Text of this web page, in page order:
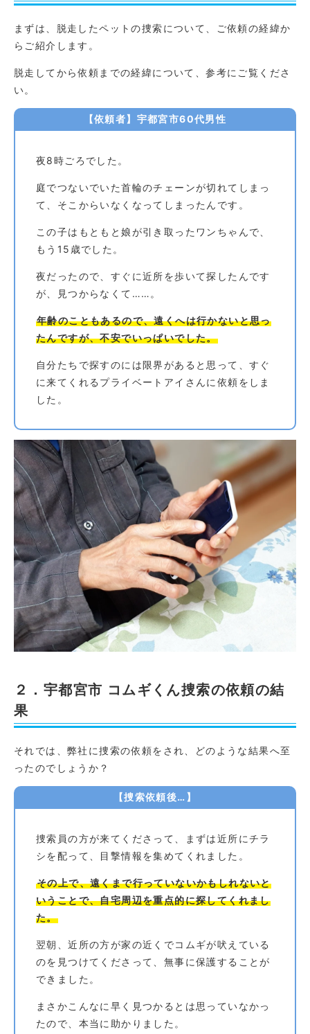
まずは、脱走したペットの捜索について、ご依頼の経緯か
らご紹介します。
脱走してから依頼までの経緯について、参考にご覧くださ
い。
【依頼者】宇都宮市60代男性
夜8時ごろでした。
庭でつないでいた首輪のチェーンが切れてしまっ
て、そこからいなくなってしまったんです。
この子はもともと娘が引き取ったワンちゃんで、
もう15歳でした。
夜だったので、すぐに近所を歩いて探したんです
が、見つからなくて……。
年齢のこともあるので、遠くへは行かないと思っ
たんですが、不安でいっぱいでした。
自分たちで探すのには限界があると思って、すぐ
に来てくれるプライベートアイさんに依頼をしま
した。
２．宇都宮市 コムギくん捜索の依頼の結
果
それでは、弊社に捜索の依頼をされ、どのような結果へ至
ったのでしょうか？
【捜索依頼後…】
捜索員の方が来てくださって、まずは近所にチラ
シを配って、目撃情報を集めてくれました。
その上で、遠くまで行っていないかもしれないと
いうことで、自宅周辺を重点的に探してくれまし
た。
翌朝、近所の方が家の近くでコムギが吠えている
のを見つけてくださって、無事に保護することが
できました。
まさかこんなに早く見つかるとは思っていなかっ
たので、本当に助かりました。